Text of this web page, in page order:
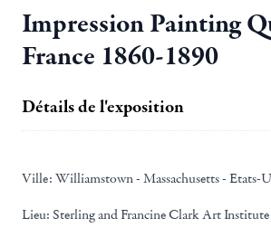
Impression Painting
France 1860-1890
Détails de l'exposition
Ville: Williamstown - Massachusetts - Etats-
Lieu: Sterling and Francine Clark Art Institute